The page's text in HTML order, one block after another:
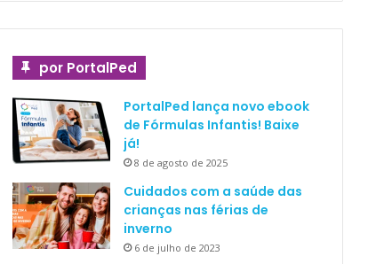
por PortalPed
PortalPed lança novo ebook
de Fórmulas Infantis! Baixe
já!
8 de agosto de 2025
Cuidados com a saúde das
crianças nas férias de
inverno
6 de julho de 2023